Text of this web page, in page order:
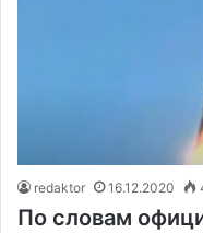
redaktor 16.12.2020
По словам